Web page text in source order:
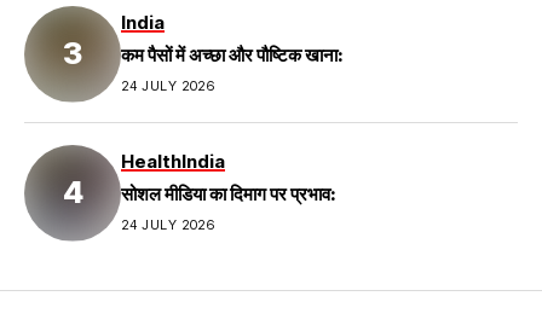
India
कम पैसों में अच्छा और पौष्टिक खाना:
24 JULY 2026
HealthIndia
सोशल मीडिया का दिमाग पर प्रभाव:
24 JULY 2026